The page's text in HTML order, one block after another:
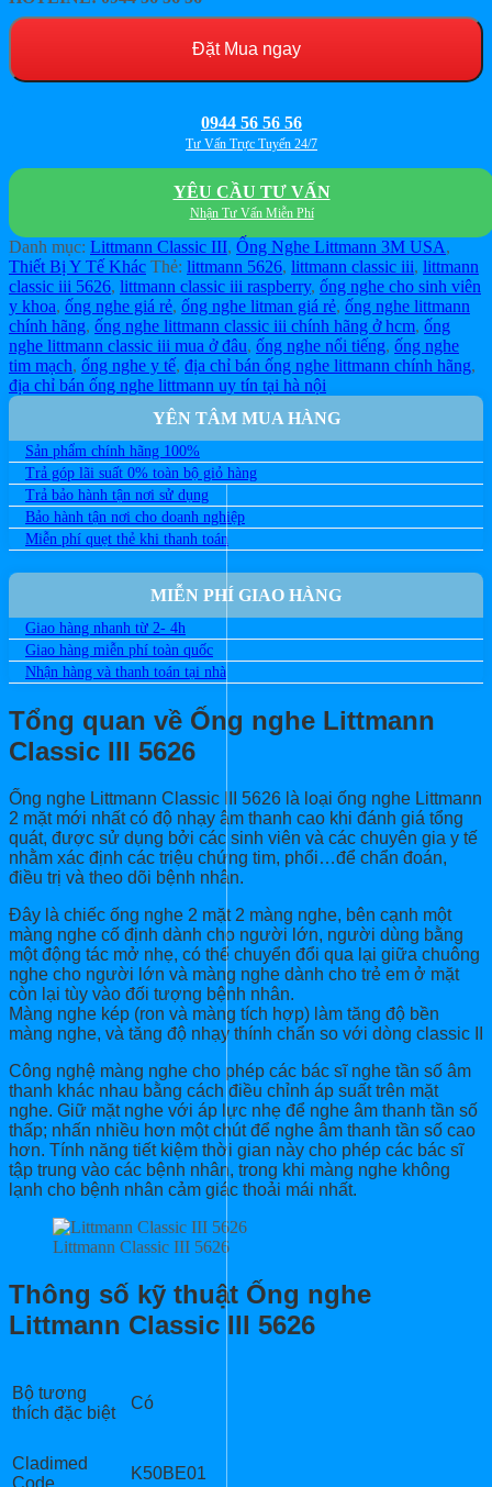
Đặt Mua ngay
0944 56 56 56
Tư Vấn Trực Tuyến 24/7
YÊU CẦU TƯ VẤN
Nhận Tư Vấn Miễn Phí
Danh mục: Littmann Classic III, Ống Nghe Littmann 3M USA,
Thiết Bị Y Tế Khác Thẻ: littmann 5626, littmann classic iii, littmann
classic iii 5626, littmann classic iii raspberry, ống nghe cho sinh viên
y khoa, ống nghe giá rẻ, ống nghe litman giá rẻ, ống nghe littmann
chính hãng, ống nghe littmann classic iii chính hãng ở hcm, ống
nghe littmann classic iii mua ở đâu, ống nghe nổi tiếng, ống nghe
tim mạch, ống nghe y tế, địa chỉ bán ống nghe littmann chính hãng,
địa chỉ bán ống nghe littmann uy tín tại hà nội
YÊN TÂM MUA HÀNG
Sản phẩm chính hãng 100%
Trả góp lãi suất 0% toàn bộ giỏ hàng
Trả bảo hành tận nơi sử dụng
Bảo hành tận nơi cho doanh nghiệp
Miễn phí quẹt thẻ khi thanh toán
MIỄN PHÍ GIAO HÀNG
Giao hàng nhanh từ 2- 4h
Giao hàng miễn phí toàn quốc
Nhận hàng và thanh toán tại nhà
Tổng quan về Ống nghe Littmann
Classic III 5626
Ống nghe Littmann Classic III 5626 là loại ống nghe Littmann
2 mặt mới nhất có độ nhạy âm thanh cao khi đánh giá tổng
quát, được sử dụng bởi các sinh viên và các chuyên gia y tế
nhằm xác định các triệu chứng tim, phổi…để chẩn đoán,
điều trị và theo dõi bệnh nhân.
Đây là chiếc ống nghe 2 mặt 2 màng nghe, bên cạnh một
màng nghe cố định dành cho người lớn, người dùng bằng
một động tác mở nhẹ, có thể chuyển đổi qua lại giữa chuông
nghe cho người lớn và màng nghe dành cho trẻ em ở mặt
còn lại tùy vào đối tượng bệnh nhân.
Màng nghe kép (ron và màng tích hợp) làm tăng độ bền
màng nghe, và tăng độ nhạy thính chẩn so với dòng classic II
Công nghệ màng nghe cho phép các bác sĩ nghe tần số âm
thanh khác nhau bằng cách điều chỉnh áp suất trên mặt
nghe. Giữ mặt nghe với áp lực nhẹ để nghe âm thanh tần số
thấp; nhấn nhiều hơn một chút để nghe âm thanh tần số cao
hơn. Tính năng tiết kiệm thời gian này cho phép các bác sĩ
tập trung vào các bệnh nhân, trong khi màng nghe không
lạnh cho bệnh nhân cảm giác thoải mái nhất.
Littmann Classic III 5626
Thông số kỹ thuật Ống nghe
Littmann Classic III 5626
Bộ tương
thích đặc biệt
Có
Cladimed
Code
K50BE01